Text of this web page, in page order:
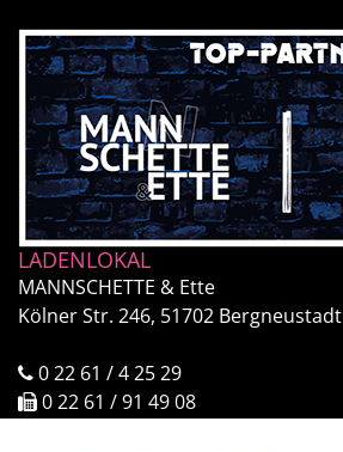
LADENLOKAL
MANNSCHETTE & Ette
Kölner Str. 246, 51702 Bergneustadt
0 22 61 / 4 25 29
0 22 61 / 91 49 08